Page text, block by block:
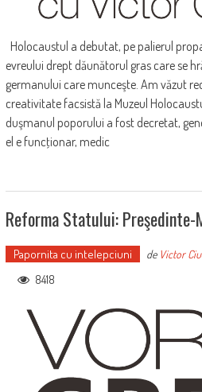
Holocaustul a debutat, pe palierul
evreului drept dăunătorul gras care se
germanului care munceşte. Am văzut
creativitate facsistă la Muzeul
duşmanul poporului a fost decretat,
el e funcţionar, medic
Reforma Statului: Preşedinte-
Papornita cu intelepciuni de Victor
8418